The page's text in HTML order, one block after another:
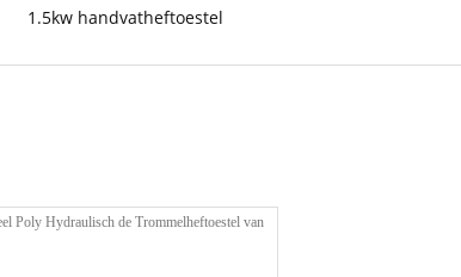
1.5kw handvatheftoestel